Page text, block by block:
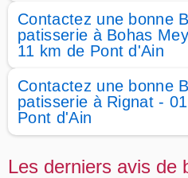
Contactez une bonne
patisserie à Bohas
11 km de Pont d'Ain
Contactez une bonne
patisserie à Rignat -
Pont d'Ain
Les derniers avis de